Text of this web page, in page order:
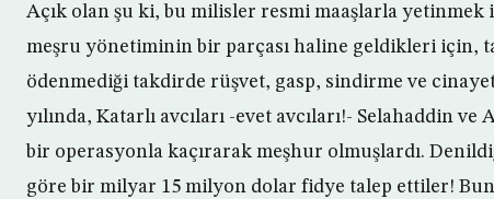
Açık olan şu ki, bu milisler resmi maaşlarla
meşru yönetiminin bir parçası haline geldikleri
ödenmediği takdirde rüşvet, gasp, sindirme ve
yılında, Katarlı avcıları -evet avcıları!- Selahaddin
bir operasyonla kaçırarak meşhur olmuşlardı.
göre bir milyar 15 milyon dolar fidye talep ettiler!